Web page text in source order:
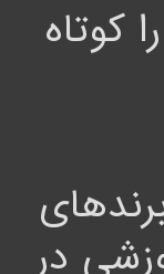
کوتاه
در